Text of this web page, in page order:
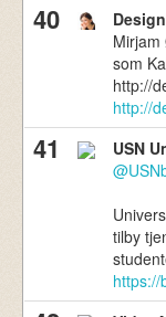
40
som
http://
http://
41
USN
tilby
https://